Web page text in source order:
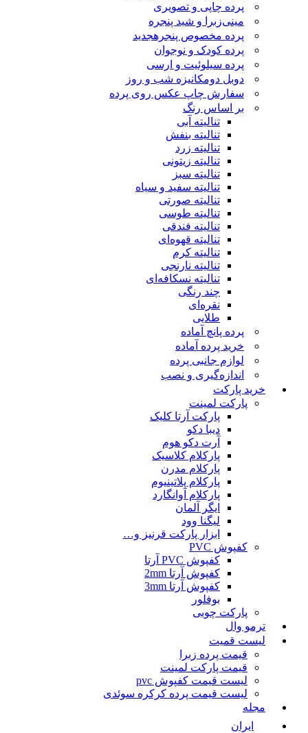
پرده چاپی و تصویری
مینی‌زبرا و شید پنجره
پرده مخصوص پنجره جدید
پرده کودک و نوجوان
پرده سیلوئیت و ارسی
دوبل دومکانیزه شب و روز
سفارش چاپ عکس روی پرده
بر اساس رنگ
تنالیته آبی
تنالیته بنفش
تنالیته زرد
تنالیته زیتونی
تنالیته سبز
تنالیته سفید و سیاه
تنالیته صورتی
تنالیته طوسی
تنالیته فندقی
تنالیته قهوه‌ای
تنالیته کرم
تنالیته نارنجی
تنالیته نسکافه‌ای
چند رنگی
نقره‌ای
طلایی
پرده پانچ آماده
خرید پرده آماده
لوازم جانبی پرده
اندازه‌گیری و نصب
خرید پارکت
پارکت لمینت
پارکت آرتا کلیک
دیبا دکو
آرت دکو هوم
پارکلام کلاسیک
پارکلام مدرن
پارکلام پلاتینیوم
پارکلام آوانگارد
ایگر آلمان
لیگنا وود
ابزار پارکت قرنیز و…
کفپوش PVC
کفپوش PVC آرتا
کفپوش آرتا 2mm
کفپوش آرتا 3mm
بوفلور
پارکت چوبی
ترمو وال
لیست قمیت
قیمت پرده زبرا
قیمت پارکت لمینت
لیست قیمت کفپوش pvc
لیست قیمت پرده کرکره سوئدی
مجله
ایران